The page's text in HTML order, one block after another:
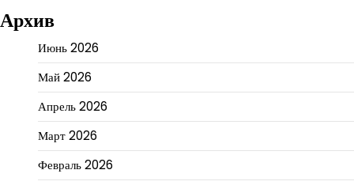
Архив
Июнь 2026
Май 2026
Апрель 2026
Март 2026
Февраль 2026